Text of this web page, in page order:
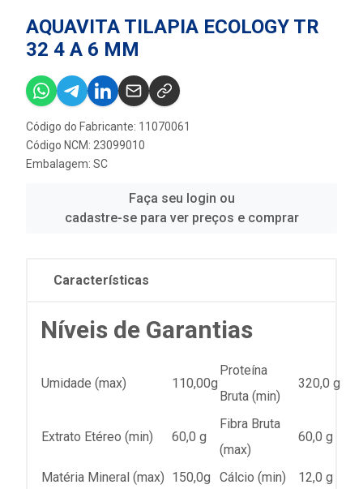
AQUAVITA TILAPIA ECOLOGY TR
32 4 A 6 MM
Código do Fabricante: 11070061
Código NCM: 23099010
Embalagem: SC
Faça seu login ou
cadastre-se para ver preços e comprar
Características
Níveis de Garantias
Umidade (max) 110,00g
Proteína
Bruta (min)
320,0 g
Extrato Etéreo (min) 60,0 g
Fibra Bruta
(max)
60,0 g
Matéria Mineral (max) 150,0g Cálcio (min)
12,0 g